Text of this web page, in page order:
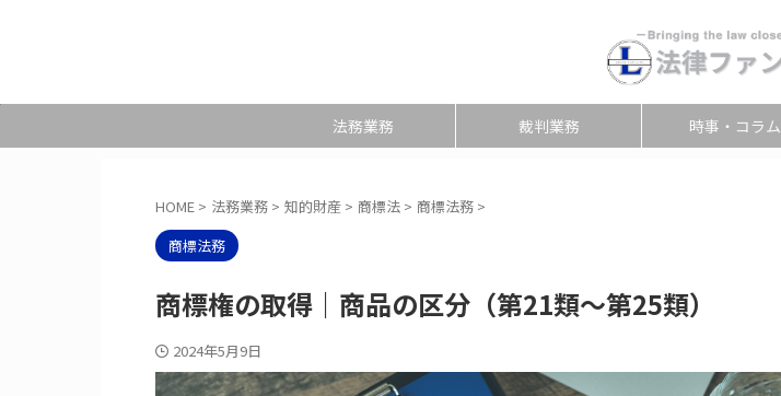
法務業務 裁判業務 時事・コラム
HOME > 法務業務 > 知的財産 > 商標法 > 商標法務 >
商標法務
商標権の取得｜商品の区分（第21類～第25類）
2024年5月9日